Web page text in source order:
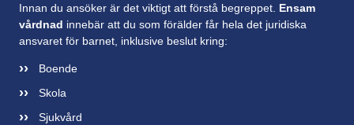
Innan du ansöker är det viktigt att förstå begreppet. Ensam
vårdnad innebär att du som förälder får hela det juridiska
ansvaret för barnet, inklusive beslut kring:
Boende
Skola
Sjukvård